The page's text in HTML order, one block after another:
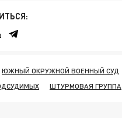
ЮЖНЫЙ ОКРУЖНОЙ ВОЕННЫЙ СУД
ШТУРМОВАЯ ГРУППА